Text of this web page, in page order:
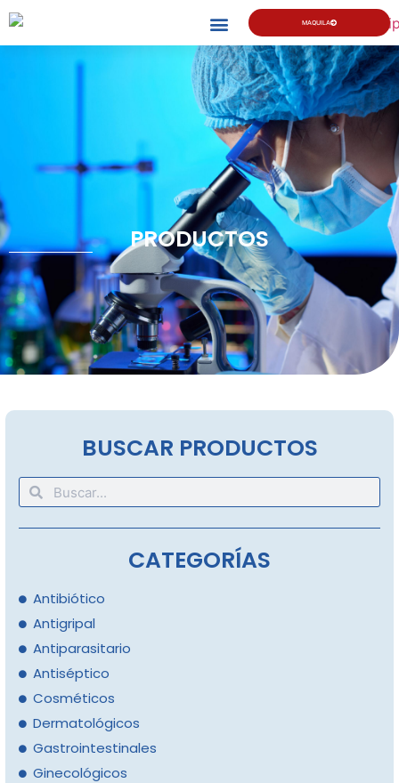
MAQUILA
PRODUCTOS
BUSCAR PRODUCTOS
CATEGORÍAS
Antibiótico
Antigripal
Antiparasitario
Antiséptico
Cosméticos
Dermatológicos
Gastrointestinales
Ginecológicos